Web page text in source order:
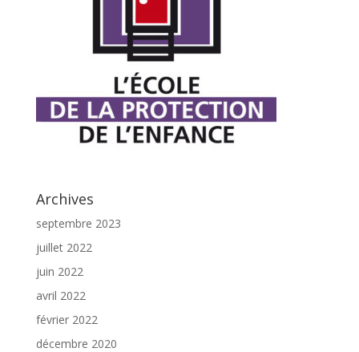
Archives
septembre 2023
juillet 2022
juin 2022
avril 2022
février 2022
décembre 2020